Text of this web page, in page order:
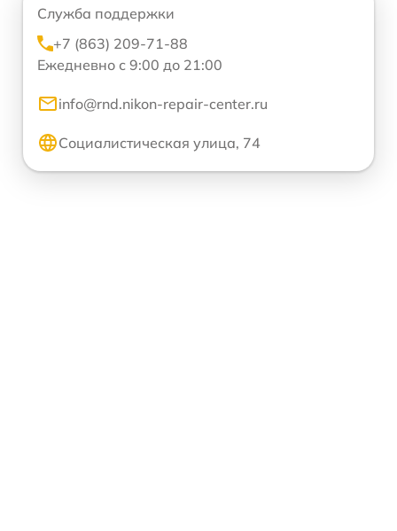
Служба поддержки
+7 (863) 209-71-88
Ежедневно с 9:00 до 21:00
info@rnd.nikon-repair-center.ru
Социалистическая улица, 74